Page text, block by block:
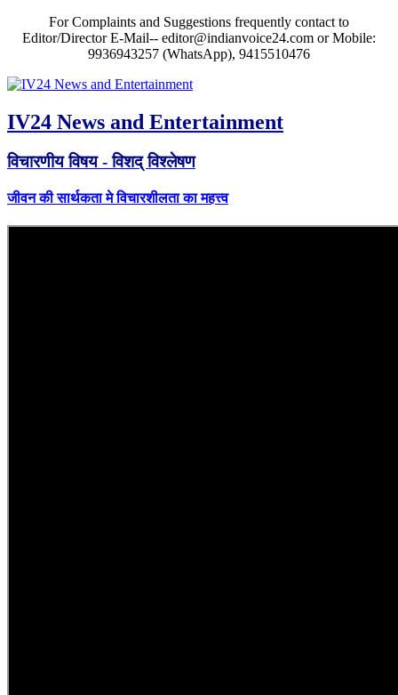
For Complaints and Suggestions frequently contact to
Editor/Director E-Mail-- editor@indianvoice24.com or Mobile:
9936943257 (WhatsApp), 9415510476
IV24 News and Entertainment
विचारणीय विषय - विशद् विश्लेषण
जीवन की सार्थकता मे विचारशीलता का महत्त्व